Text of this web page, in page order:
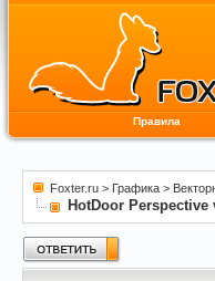
Правила
Foxter.ru > Графика >
HotDoor